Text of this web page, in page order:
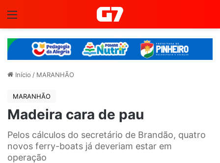
Início / MARANHÃO
MARANHÃO
Madeira cara de pau
Pelos cálculos do secretário de Brandão, quatro
novos ferry-boats já deveriam estar em
operação